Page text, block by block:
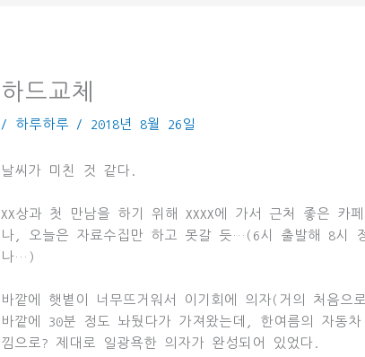
하드교체
/ 하루하루 / 2018년 8월 26일
날씨가 미친 것 같다.
XX상과 첫 만남을 하기 위해 XXXX에 가서 근처 좋은 카
나, 오늘은 자료수집만 하고 못갈 듯…(6시 출발해 8시
나…)
바깥에 햇볕이 너무뜨거워서 이기회에 의자(거의 처음으
바깥에 30분 정도 놔뒀다가 가져왔는데, 한여름의 자동
낌으로? 제대로 일광욕한 의자가 완성되어 있었다.